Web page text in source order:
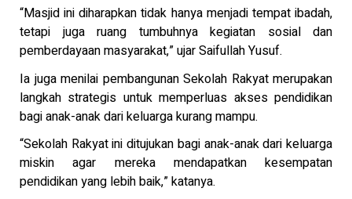
“Masjid ini diharapkan tidak hanya menjadi tempat ibadah,
tetapi juga ruang tumbuhnya kegiatan sosial dan
pemberdayaan masyarakat,” ujar Saifullah Yusuf.
Ia juga menilai pembangunan Sekolah Rakyat merupakan
langkah strategis untuk memperluas akses pendidikan
bagi anak-anak dari keluarga kurang mampu.
“Sekolah Rakyat ini ditujukan bagi anak-anak dari keluarga
miskin agar mereka mendapatkan kesempatan
pendidikan yang lebih baik,” katanya.